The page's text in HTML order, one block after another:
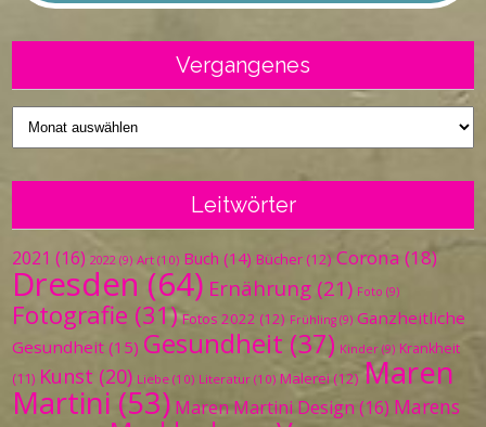
Vergangenes
Vergangenes
Leitwörter
2021 (16) 2022 (9) Art (10) Buch (14) Bücher (12) Corona (18)
Dresden (64) Ernährung (21) Foto (9)
Fotografie (31) Fotos 2022 (12) Frühling (9) Ganzheitliche
Gesundheit (15) Gesundheit (37) Kinder (9) Krankheit
(11) Kunst (20) Liebe (10) Literatur (10) Malerei (12) Maren
Martini (53) Maren Martini Design (16) Marens